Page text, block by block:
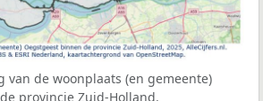
van de woonplaats (en gemeente)
provincie Zuid-Holland.